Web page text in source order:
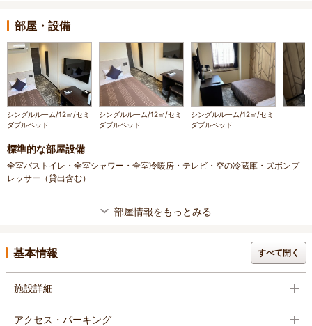
部屋・設備
シングルルーム/12㎡/セミ
ダブルベッド
シングルルーム/12㎡/セミ
ダブルベッド
シングルルーム/12㎡/セミ
ダブルベッド
標準的な部屋設備
全室バストイレ・全室シャワー・全室冷暖房・テレビ・空の冷蔵庫・ズボンプ
レッサー（貸出含む）
部屋情報をもっとみる
基本情報 すべて開く
施設詳細
アクセス・パーキング